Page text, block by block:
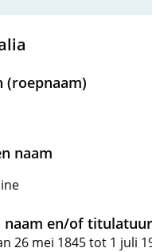
(roepnaam)
naam
naam en/of titulatuur
26 mei 1845 tot 1 juli